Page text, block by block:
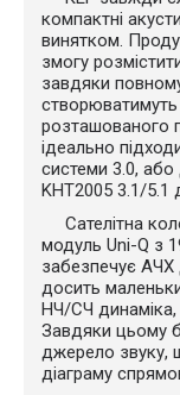
компактні
винятком.
змогу
завдяки
розташованого
ідеально
системи 3.0,
KHT2005 3.1/5.1
Сателітна
модуль Uni-Q з
забезпечує АЧХ
досить
НЧ/СЧ динаміка,
Завдяки цьому
джерело звуку,
діаграму